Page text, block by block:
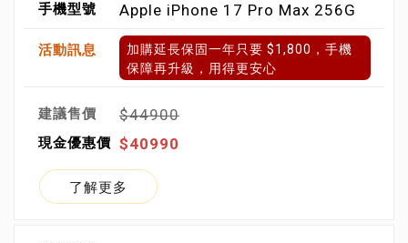
Apple iPhone 17 Pro Max 256G
加購延長保固一年只要 $1,800，手機
保障再升級，用得更安心
$44900
$40990
了解更多